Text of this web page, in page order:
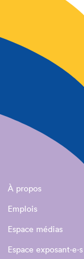
À propos
Emplois
Espace médias
Espace exposant·e⋅s